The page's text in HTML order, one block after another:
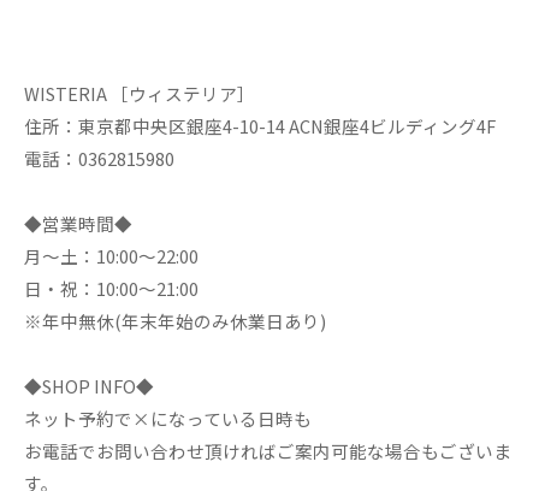
WISTERIA ［ウィステリア］
住所：東京都中央区銀座4-10-14 ACN銀座4ビルディング4F
電話：0362815980
◆営業時間◆
月～土：10:00～22:00
日・祝：10:00～21:00
※年中無休(年末年始のみ休業日あり)
◆SHOP INFO◆
ネット予約で×になっている日時も
お電話でお問い合わせ頂ければご案内可能な場合もございま
す。